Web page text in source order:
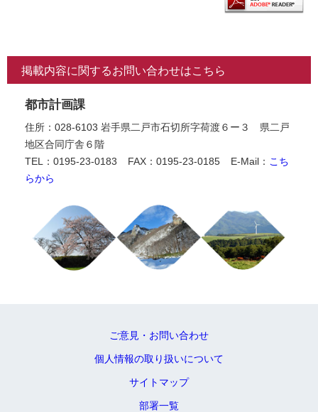
掲載内容に関するお問い合わせはこちら
都市計画課
住所：028-6103 岩手県二戸市石切所字荷渡６ー３ 県二戸
地区合同庁舎６階
TEL：0195-23-0183
FAX：0195-23-0185 E-Mail： こち
らから
ご意見・お問い合わせ
個人情報の取り扱いについて
サイトマップ
部署一覧